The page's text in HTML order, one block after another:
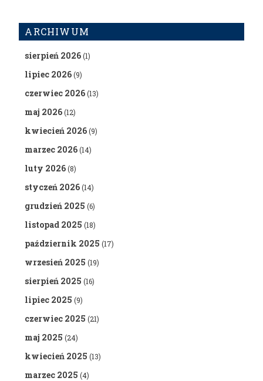
ARCHIWUM
sierpień 2026(1)
lipiec 2026(9)
czerwiec 2026(13)
maj 2026(12)
kwiecień 2026(9)
marzec 2026(14)
luty 2026(8)
styczeń 2026(14)
grudzień 2025 (6)
listopad 2025 (18)
październik 2025 (17)
wrzesień 2025 (19)
sierpień 2025 (16)
lipiec 2025 (9)
czerwiec 2025 (21)
maj 2025 (24)
kwiecień 2025 (13)
marzec 2025 (4)